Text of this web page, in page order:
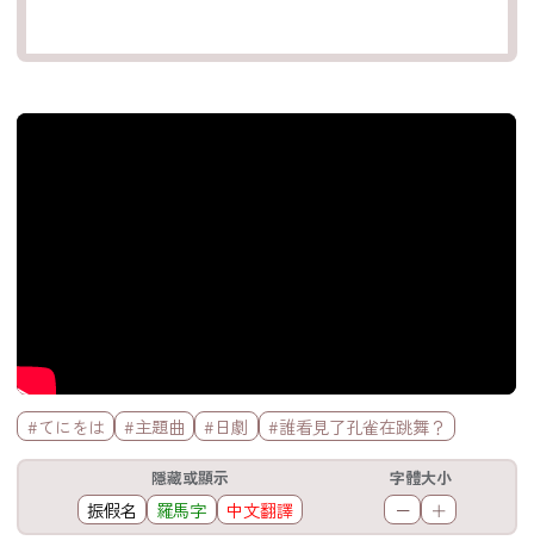
官方Youtube影片
標籤欄
#てにをは #主題曲 #日劇 #誰看見了孔雀在跳舞？
隱藏或顯示
振假名 羅馬字 中文翻譯
字體大小
－ ＋